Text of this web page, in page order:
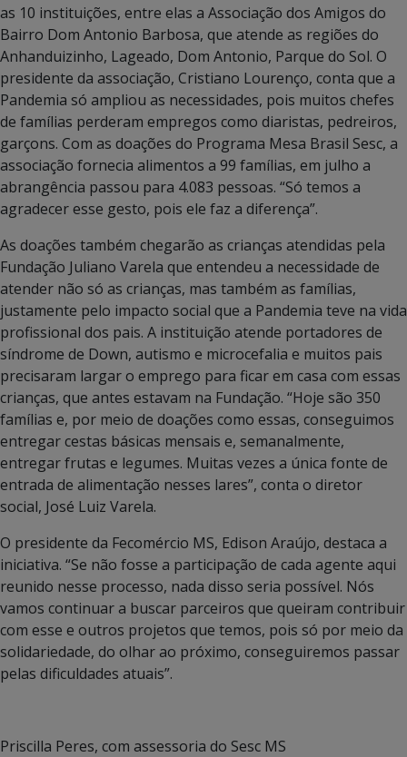
as 10 instituições, entre elas a Associação dos Amigos do
Bairro Dom Antonio Barbosa, que atende as regiões do
Anhanduizinho, Lageado, Dom Antonio, Parque do Sol. O
presidente da associação, Cristiano Lourenço, conta que a
Pandemia só ampliou as necessidades, pois muitos chefes
de famílias perderam empregos como diaristas, pedreiros,
garçons. Com as doações do Programa Mesa Brasil Sesc, a
associação fornecia alimentos a 99 famílias, em julho a
abrangência passou para 4.083 pessoas. “Só temos a
agradecer esse gesto, pois ele faz a diferença”.
As doações também chegarão as crianças atendidas pela
Fundação Juliano Varela que entendeu a necessidade de
atender não só as crianças, mas também as famílias,
justamente pelo impacto social que a Pandemia teve na vida
profissional dos pais. A instituição atende portadores de
síndrome de Down, autismo e microcefalia e muitos pais
precisaram largar o emprego para ficar em casa com essas
crianças, que antes estavam na Fundação. “Hoje são 350
famílias e, por meio de doações como essas, conseguimos
entregar cestas básicas mensais e, semanalmente,
entregar frutas e legumes. Muitas vezes a única fonte de
entrada de alimentação nesses lares”, conta o diretor
social, José Luiz Varela.
O presidente da Fecomércio MS, Edison Araújo, destaca a
iniciativa. “Se não fosse a participação de cada agente aqui
reunido nesse processo, nada disso seria possível. Nós
vamos continuar a buscar parceiros que queiram contribuir
com esse e outros projetos que temos, pois só por meio da
solidariedade, do olhar ao próximo, conseguiremos passar
pelas dificuldades atuais”.
Priscilla Peres, com assessoria do Sesc MS